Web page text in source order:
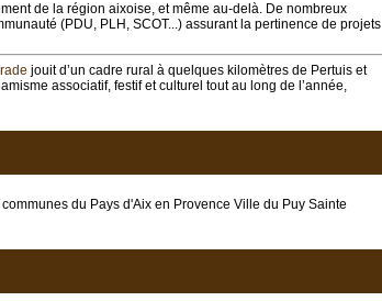
de la région aixoise, et même au-delà. De nombreux
(PDU, PLH, SCOT...) assurant la pertinence de projets
jouit d’un cadre rural à quelques kilomètres de Pertuis et
associatif, festif et culturel tout au long de l’année,
du Pays d'Aix en Provence Ville du Puy Sainte